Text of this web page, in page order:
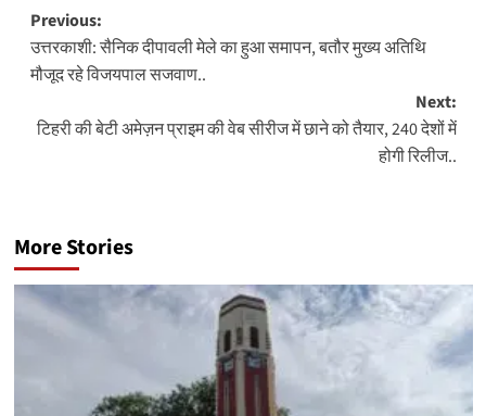
Post
navigation
Previous:
उत्तरकाशी: सैनिक दीपावली मेले का हुआ समापन, बतौर मुख्य अतिथि
मौजूद रहे विजयपाल सजवाण..
Next:
टिहरी की बेटी अमेज़न प्राइम की वेब सीरीज में छाने को तैयार, 240 देशों में
होगी रिलीज..
More Stories